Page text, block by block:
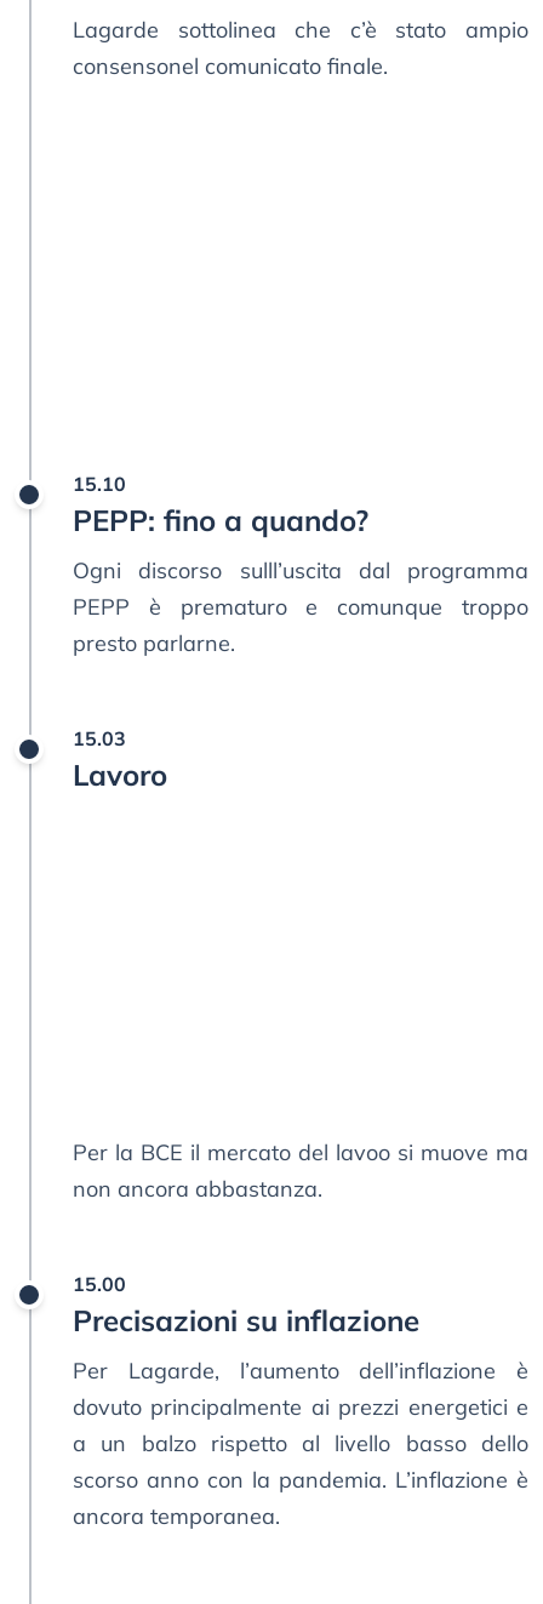
Lagarde sottolinea che c’è stato ampio
consensonel comunicato finale.
15.10
PEPP: fino a quando?
Ogni discorso sulll’uscita dal programma
PEPP è prematuro e comunque troppo
presto parlarne.
15.03
Lavoro
Per la BCE il mercato del lavoo si muove ma
non ancora abbastanza.
15.00
Precisazioni su inflazione
Per Lagarde, l’aumento dell’inflazione è
dovuto principalmente ai prezzi energetici e
a un balzo rispetto al livello basso dello
scorso anno con la pandemia. L’inflazione è
ancora temporanea.